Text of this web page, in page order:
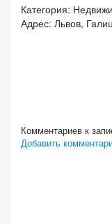
Категория:
Адрес: Львов,
Комментариев к
Добавить